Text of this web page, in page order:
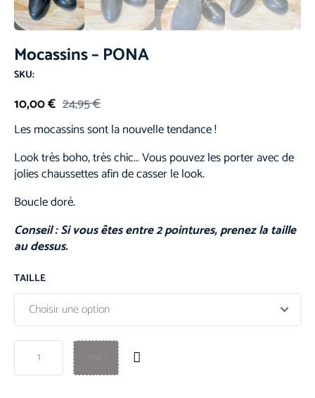
Mocassins – PONA
SKU:
24,95€
10,00€
Les mocassins sont la nouvelle tendance !
Look très boho, très chic… Vous pouvez les porter avec de
jolies chaussettes afin de casser le look.
Boucle doré.
Conseil :Si vous êtes entre 2 pointures, prenez la taille
au dessus.
TAILLE
Hop !